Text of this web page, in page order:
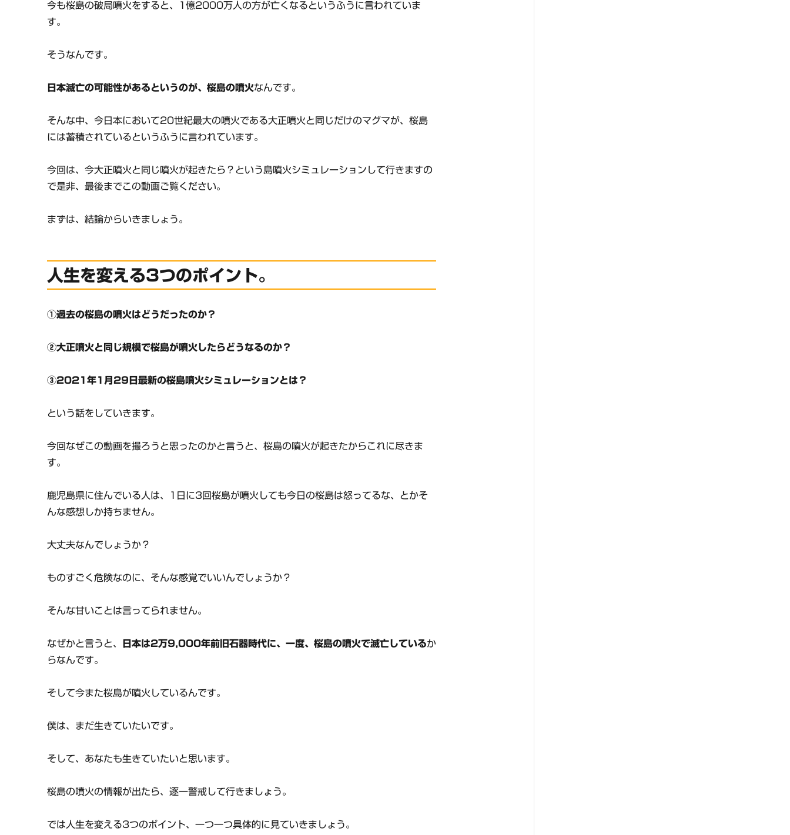
今も桜島の破局噴火をすると、1億2000万人の方が亡くなるというふうに言われていま
す。
そうなんです。
日本滅亡の可能性があるというのが、桜島の噴火なんです。
そんな中、今日本において20世紀最大の噴火である大正噴火と同じだけのマグマが、桜島
には蓄積されているというふうに言われています。
今回は、今大正噴火と同じ噴火が起きたら？という島噴火シミュレーションして行きますの
で是非、最後までこの動画ご覧ください。
まずは、結論からいきましょう。
人生を変える3つのポイント。
①過去の桜島の噴火はどうだったのか？
②大正噴火と同じ規模で桜島が噴火したらどうなるのか？
③2021年1月29日最新の桜島噴火シミュレーションとは？
という話をしていきます。
今回なぜこの動画を撮ろうと思ったのかと言うと、桜島の噴火が起きたからこれに尽きま
す。
鹿児島県に住んでいる人は、1日に3回桜島が噴火しても今日の桜島は怒ってるな、とかそ
んな感想しか持ちません。
大丈夫なんでしょうか？
ものすごく危険なのに、そんな感覚でいいんでしょうか？
そんな甘いことは言ってられません。
なぜかと言うと、 日本は2万9,000年前旧石器時代に、一度、桜島の噴火で滅亡しているか
らなんです。
そして今また桜島が噴火しているんです。
僕は、まだ生きていたいです。
そして、あなたも生きていたいと思います。
桜島の噴火の情報が出たら、逐一警戒して行きましょう。
では人生を変える3つのポイント、一つ一つ具体的に見ていきましょう。